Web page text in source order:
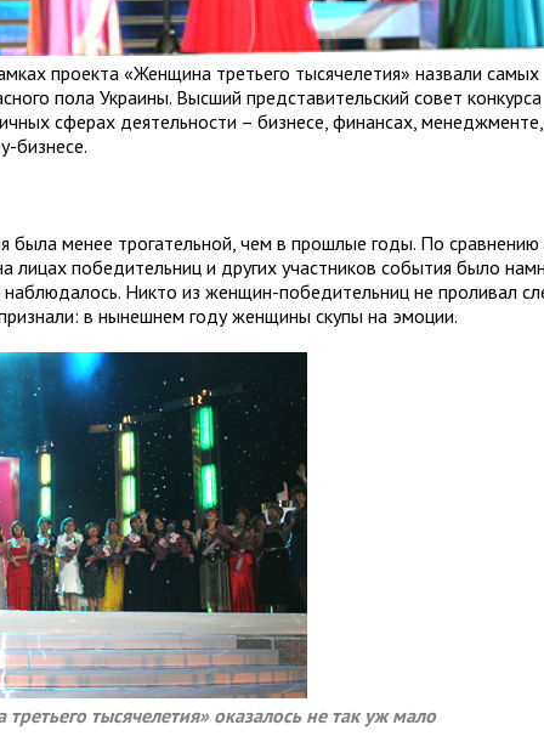
проекта «Женщина третьего тысячелетия» назвали самых
пола Украины. Высший представительский совет конкурса
сферах деятельности – бизнесе, финансах, менеджменте,
бизнесе.
была менее трогательной, чем в прошлые годы. По сравнению
победительниц и других участников события было
наблюдалось. Никто из женщин-победительниц не проливал
в нынешнем году женщины скупы на эмоции.
тысячелетия» оказалось не так уж мало